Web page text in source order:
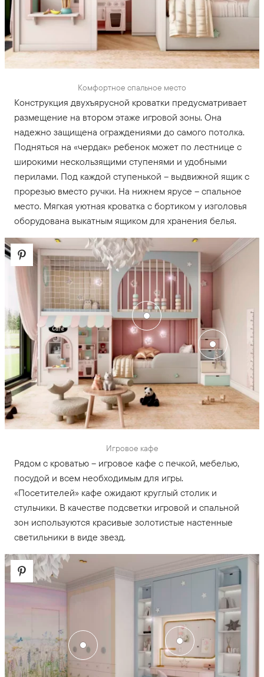
Комфортное спальное место
Конструкция двухъярусной кроватки предусматривает
размещение на втором этаже игровой зоны. Она
надежно защищена ограждениями до самого потолка.
Подняться на «чердак» ребенок может по лестнице с
широкими нескользящими ступенями и удобными
перилами. Под каждой ступенькой – выдвижной ящик с
прорезью вместо ручки. На нижнем ярусе – спальное
место. Мягкая уютная кроватка с бортиком у изголовья
оборудована выкатным ящиком для хранения белья.
Игровое кафе
Рядом с кроватью – игровое кафе с печкой, мебелью,
посудой и всем необходимым для игры.
«Посетителей» кафе ожидают круглый столик и
стульчики. В качестве подсветки игровой и спальной
зон используются красивые золотистые настенные
светильники в виде звезд.